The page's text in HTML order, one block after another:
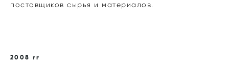
поставщиков сырья и материалов.
2008 гг